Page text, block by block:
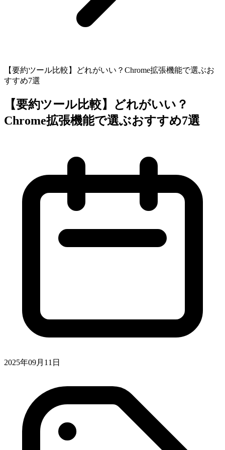
【要約ツール比較】どれがいい？Chrome拡張機能で選ぶお
すすめ7選
【要約ツール比較】どれがいい？
Chrome拡張機能で選ぶおすすめ7選
2025年09月11日